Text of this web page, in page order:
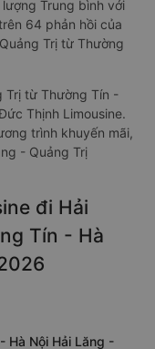
Trung bình với
64 phản hồi của
Trị từ Thường
Trị từ Thường Tín -
Thịnh Limousine.
trình khuyến mãi,
- Quảng Trị
đi Hải
Tín - Hà
Hà Nội Hải Lăng -